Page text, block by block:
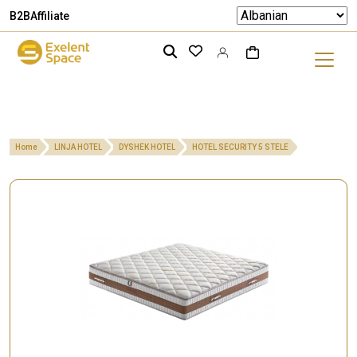
B2BAffiliate
Home LINJA HOTEL DYSHEK HOTEL HOTEL SECURITY 5 STELE